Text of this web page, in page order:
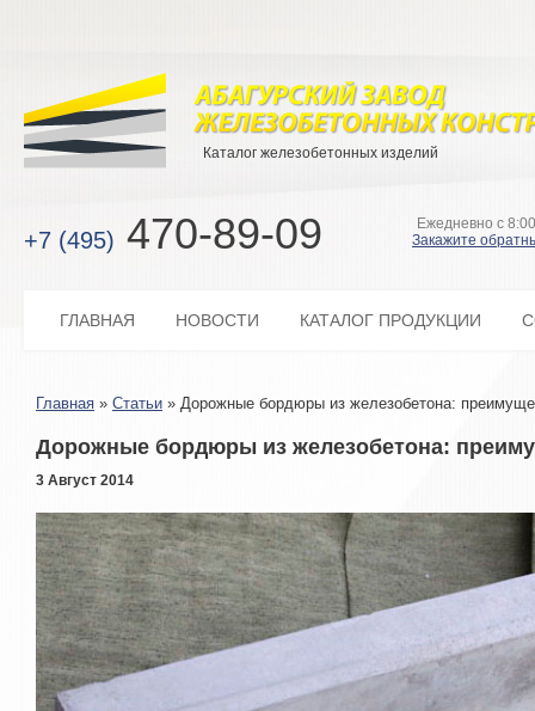
Каталог железобетонных изделий
+7 (495) 470-89-09
Ежедневно с
Закажите
ГЛАВНАЯ НОВОСТИ КАТАЛОГ ПРОДУКЦИИ
Главная » Статьи » Дорожные бордюры из железобетона:
Дорожные бордюры из железобетона:
3 Август 2014